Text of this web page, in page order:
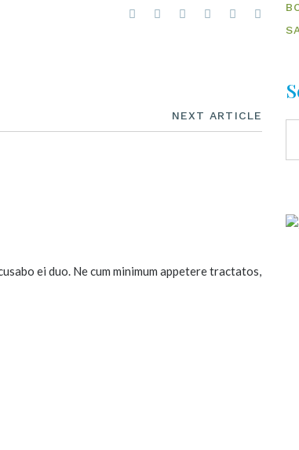
NEXT ARTICLE
ei duo. Ne cum minimum appetere tractatos,